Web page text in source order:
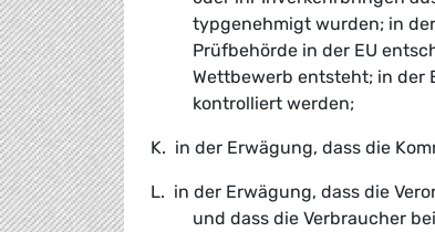
typgenehmigt wurden; in
Prüfbehörde in der EU
Wettbewerb entsteht; in der
kontrolliert werden;
K. in der Erwägung, dass die
L. in der Erwägung, dass die
und dass die Verbraucher